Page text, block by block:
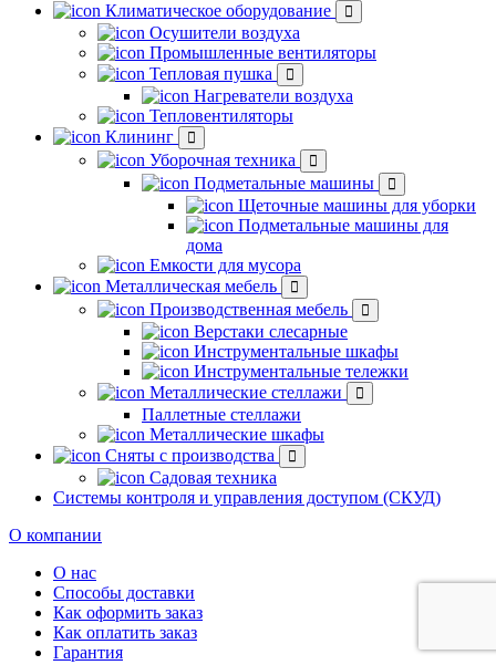
Климатическое оборудование
Осушители воздуха
Промышленные вентиляторы
Тепловая пушка
Нагреватели воздуха
Тепловентиляторы
Клининг
Уборочная техника
Подметальные машины
Щеточные машины для уборки
Подметальные машины для
дома
Емкости для мусора
Металлическая мебель
Производственная мебель
Верстаки слесарные
Инструментальные шкафы
Инструментальные тележки
Металлические стеллажи
Паллетные стеллажи
Металлические шкафы
Сняты с производства
Садовая техника
Системы контроля и управления доступом (СКУД)
О компании
О нас
Способы доставки
Как оформить заказ
Как оплатить заказ
Гарантия